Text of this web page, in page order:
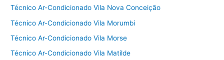
Técnico Ar-Condicionado Vila Nova Conceição
Técnico Ar-Condicionado Vila Morumbi
Técnico Ar-Condicionado Vila Morse
Técnico Ar-Condicionado Vila Matilde